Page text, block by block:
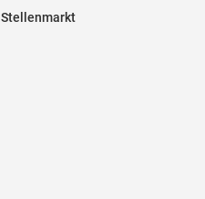
Stellenmarkt